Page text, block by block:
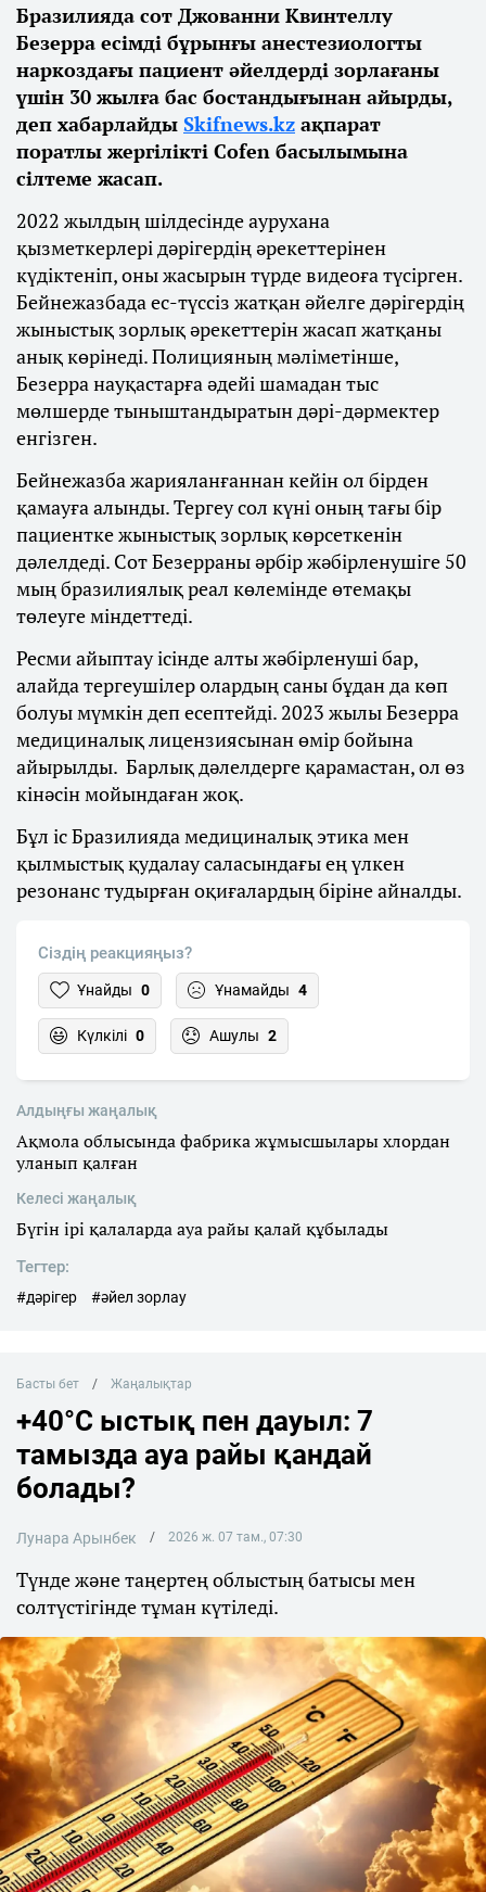
Бразилияда сот Джованни Квинтеллу
Безерра есімді бұрынғы анестезиологты
наркоздағы пациент әйелдерді зорлағаны
үшін 30 жылға бас бостандығынан айырды,
деп хабарлайды Skifnews.kz ақпарат
поратлы жергілікті Cofen басылымына
сілтеме жасап.
2022 жылдың шілдесінде аурухана
қызметкерлері дәрігердің әрекеттерінен
күдіктеніп, оны жасырын түрде видеоға түсірген.
Бейнежазбада ес-түссіз жатқан әйелге дәрігердің
жыныстық зорлық әрекеттерін жасап жатқаны
анық көрінеді. Полицияның мәліметінше,
Безерра науқастарға әдейі шамадан тыс
мөлшерде тыныштандыратын дәрі-дәрмектер
енгізген.
Бейнежазба жарияланғаннан кейін ол бірден
қамауға алынды. Тергеу сол күні оның тағы бір
пациентке жыныстық зорлық көрсеткенін
дәлелдеді. Сот Безерраны әрбір жәбірленушіге 50
мың бразилиялық реал көлемінде өтемақы
төлеуге міндеттеді.
Ресми айыптау ісінде алты жәбірленуші бар,
алайда тергеушілер олардың саны бұдан да көп
болуы мүмкін деп есептейді. 2023 жылы Безерра
медициналық лицензиясынан өмір бойына
айырылды. Барлық дәлелдерге қарамастан, ол өз
кінәсін мойындаған жоқ.
Бұл іс Бразилияда медициналық этика мен
қылмыстық қудалау саласындағы ең үлкен
резонанс тудырған оқиғалардың біріне айналды.
Сіздің реакцияңыз?
Ұнайды 0 Ұнамайды 4
Күлкілі 0 Ашулы 2
Алдыңғы жаңалық
Ақмола облысында фабрика жұмысшылары хлордан
уланып қалған
Келесі жаңалық
Бүгін ірі қалаларда ауа райы қалай құбылады
Тегтер:
#дәрігер #әйел зорлау
Басты бет Жаңалықтар
+40°C ыстық пен дауыл: 7
тамызда ауа райы қандай
болады?
Лунара Арынбек 2026 ж. 07 там., 07:30
Түнде және таңертең облыстың батысы мен
солтүстігінде тұман күтіледі.